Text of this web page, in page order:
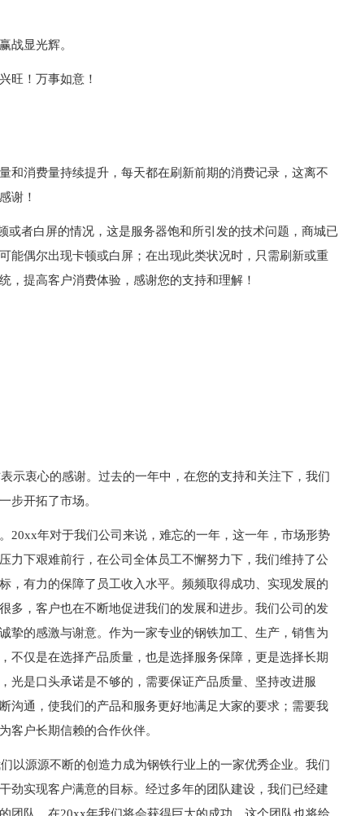
战显光辉。
旺！万事如意！
和消费量持续提升，每天都在刷新前期的消费记录，这离不
谢！
或者白屏的情况，这是服务器饱和所引发的技术问题，商城已
能偶尔出现卡顿或白屏；在出现此类状况时，只需刷新或重
，提高客户消费体验，感谢您的支持和理解！
示衷心的感谢。过去的一年中，在您的支持和关注下，我们
步开拓了市场。
20xx年对于我们公司来说，难忘的一年，这一年，市场形势
力下艰难前行，在公司全体员工不懈努力下，我们维持了公
，有力的保障了员工收入水平。频频取得成功、实现发展的
多，客户也在不断地促进我们的发展和进步。我们公司的发
挚的感激与谢意。作为一家专业的钢铁加工、生产，销售为
不仅是在选择产品质量，也是选择服务保障，更是选择长期
光是口头承诺是不够的，需要保证产品质量、坚持改进服
沟通，使我们的产品和服务更好地满足大家的要求；需要我
客户长期信赖的合作伙伴。
以源源不断的创造力成为钢铁行业上的一家优秀企业。我们
劲实现客户满意的目标。经过多年的团队建设，我们已经建